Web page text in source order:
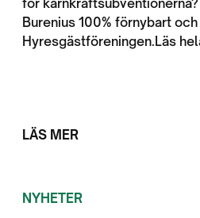
för
Burenius 100% förnybart
Hyresgästföreningen.Läs
LÄS MER
NYHETER